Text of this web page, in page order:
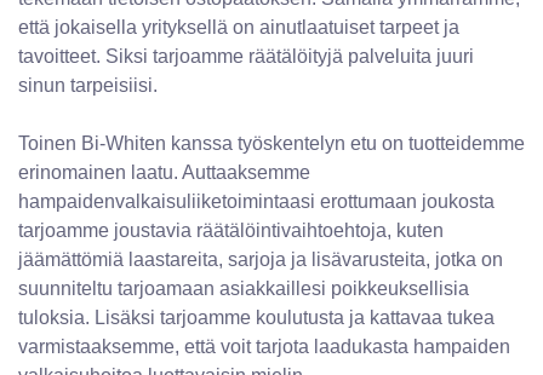
että jokaisella yrityksellä on ainutlaatuiset tarpeet ja
tavoitteet. Siksi tarjoamme räätälöityjä palveluita juuri
sinun tarpeisiisi.
Toinen Bi-Whiten kanssa työskentelyn etu on tuotteidemme
erinomainen laatu. Auttaaksemme
hampaidenvalkaisuliiketoimintaasi erottumaan joukosta
tarjoamme joustavia räätälöintivaihtoehtoja, kuten
jäämättömiä laastareita, sarjoja ja lisävarusteita, jotka on
suunniteltu tarjoamaan asiakkaillesi poikkeuksellisia
tuloksia. Lisäksi tarjoamme koulutusta ja kattavaa tukea
varmistaaksemme, että voit tarjota laadukasta hampaiden